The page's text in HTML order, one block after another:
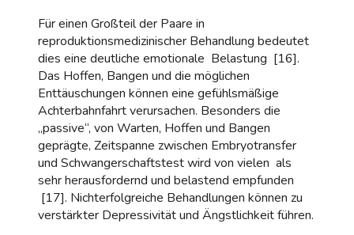
Für einen Großteil der Paare in
reproduktionsmedizinischer Behandlung bedeutet
dies eine deutliche emotionale Belastung [16].
Das Hoffen, Bangen und die möglichen
Enttäuschungen können eine gefühlsmäßige
Achterbahnfahrt verursachen. Besonders die
„passive“, von Warten, Hoffen und Bangen
geprägte, Zeitspanne zwischen Embryotransfer
und Schwangerschaftstest wird von vielen als
sehr herausfordernd und belastend empfunden
[17]. Nichterfolgreiche Behandlungen können zu
verstärkter Depressivität und Ängstlichkeit führen.